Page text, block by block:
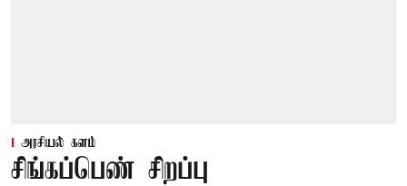
அரசியல் களம்
சிங்கப்பெண் சிறப்பு